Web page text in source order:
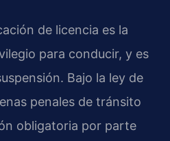
de licencia es la
para conducir, y es
Bajo la ley de
penales de tránsito
obligatoria por parte